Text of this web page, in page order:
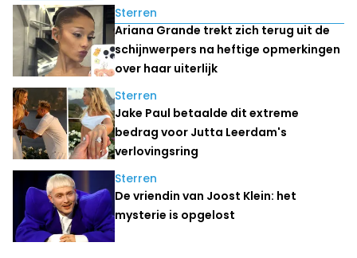
Lees ook
Sterren
Ariana Grande trekt zich terug uit de
schijnwerpers na heftige opmerkingen
over haar uiterlijk
Sterren
Jake Paul betaalde dit extreme
bedrag voor Jutta Leerdam's
verlovingsring
Sterren
De vriendin van Joost Klein: het
mysterie is opgelost